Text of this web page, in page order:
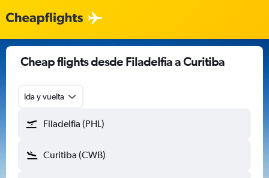
Cheap flights desde Filadelfia a Curitiba
Ida y vuelta
Filadelfia (PHL)
Curitiba (CWB)